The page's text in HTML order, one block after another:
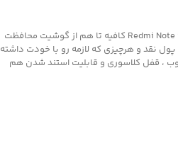
دیگه یک کیف چرم گوشی شیائومی Redmi Note 9 Pro / 9s کافیه تا هم از گوشیت محافظت
نقد و هرچیزی که لازمه رو با خودت داشته
، قفل کلاسوری و قابلیت استند شدن هم